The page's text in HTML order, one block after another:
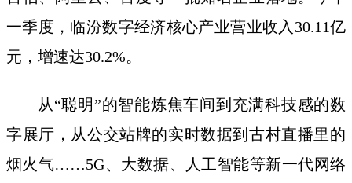
一季度，临汾数字经济核心产业营业收入30.11亿
元，增速达30.2%。
从“聪明”的智能炼焦车间到充满科技感的数
字展厅，从公交站牌的实时数据到古村直播里的
烟火气……5G、大数据、人工智能等新一代网络